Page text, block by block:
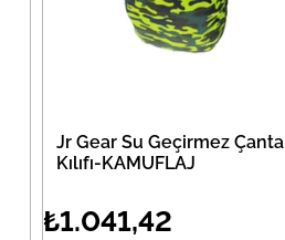
Jr Gear Su Geçirmez Çanta
Kılıfı-KAMUFLAJ
₺1.041,42